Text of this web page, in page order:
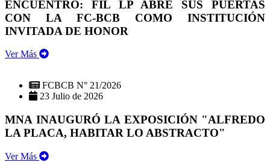
ENCUENTRO: FIL LP ABRE SUS PUERTAS
CON LA FC-BCB COMO INSTITUCIÓN
INVITADA DE HONOR
Ver Más
FCBCB N° 21/2026
23 Julio de 2026
MNA INAUGURÓ LA EXPOSICIÓN "ALFREDO
LA PLACA, HABITAR LO ABSTRACTO"
Ver Más